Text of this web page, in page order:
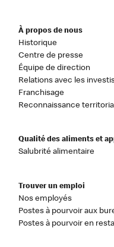
À propos de nous
Historique
Centre de presse
Équipe de direction
Relations avec les
Franchisage
Reconnaissance
Qualité des aliments et
Salubrité alimentaire
Trouver un emploi
Nos employés
Postes à pourvoir aux
Postes à pourvoir en